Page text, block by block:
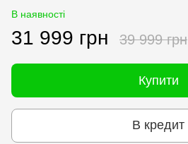
В наявності
31 999 грн 39 999 грн
Купити
В кредит